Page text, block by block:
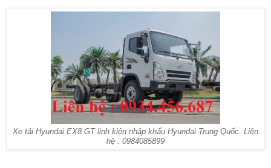
Xe tải Hyundai EX8 GT linh kiện nhập khẩu Hyundai Trung Quốc. Liên
hệ : 0984085899